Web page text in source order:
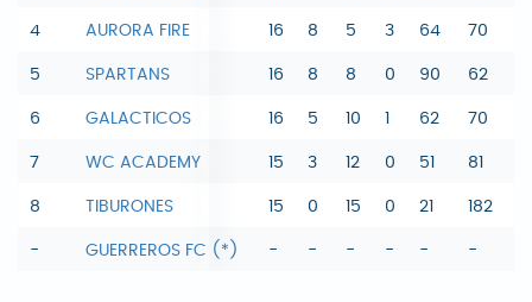
4 AURORA FIRE 16 8 5 3 64 70
5 SPARTANS 16 8 8 0 90 62
6 GALACTICOS 16 5 10 62 70
7 WC ACADEMY 15 3 12 0 51 81
8 TIBURONES 15 0 15 0 21 182
- GUERREROS FC (*) - - - - - -